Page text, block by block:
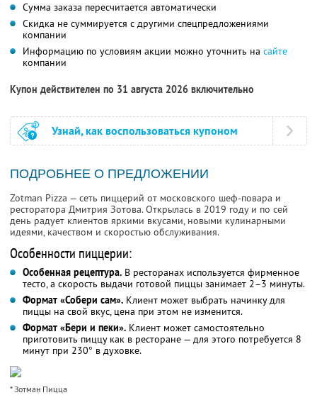
Сумма заказа пересчитается автоматически
Скидка не суммируется с другими спецпредложениями
компании
Информацию по условиям акции можно уточнить на сайте
компании
Купон действителен по 31 августа 2026 включительно
Узнай, как воспользоваться купоном
ПОДРОБНЕЕ О ПРЕДЛОЖЕНИИ
Zotman Pizza — сеть пиццерий от московского шеф-повара и
ресторатора Дмитрия Зотова. Открылась в 2019 году и по сей
день радует клиентов яркими вкусами, новыми кулинарными
идеями, качеством и скоростью обслуживания.
Особенности пиццерии:
Особенная рецептура. В ресторанах используется фирменное
тесто, а скорость выдачи готовой пиццы занимает 2–3 минуты.
Формат «Собери сам». Клиент может выбрать начинку для
пиццы на свой вкус, цена при этом не изменится.
Формат «Бери и пеки». Клиент может самостоятельно
приготовить пиццу как в ресторане — для этого потребуется 8
минут при 230° в духовке.
* Зотман Пицца